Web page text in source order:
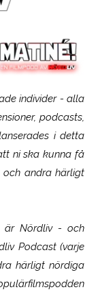
individer - alla
podcasts,
i detta
ni ska kunna få
och andra härligt
ärNördliv- och
Podcast (varje
härligt nördiga